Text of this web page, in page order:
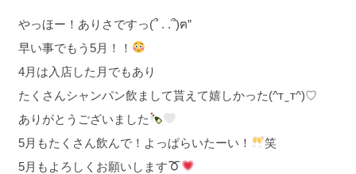
やっほー！ありさですっ(՞ . .՞)ฅ”
早い事でもう5月！！
4月は入店した月でもあり
たくさんシャンパン飲まして貰えて嬉しかった(^т ̫ т^)♡
ありがとうございました
5月もたくさん飲んで！よっぱらいたーい！
笑
5月もよろしくお願いします